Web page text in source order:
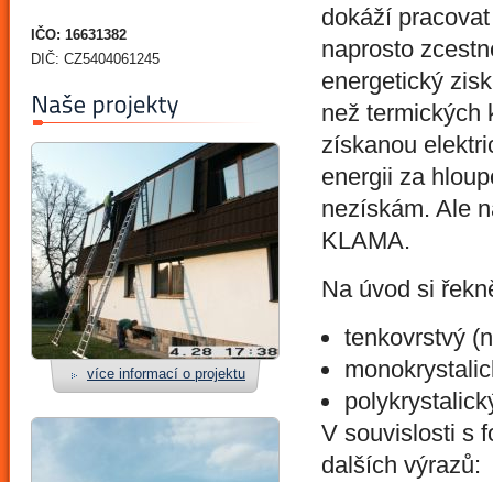
IČO: 16631382
DIČ: CZ5404061245
více informací o projektu
dokáží
naprosto
energetický
než termických
získanou
energii za
nezískám. Ale
KLAMA.
Na úvod si
tenkovrstvý
V souvislosti s
dalších výrazů: